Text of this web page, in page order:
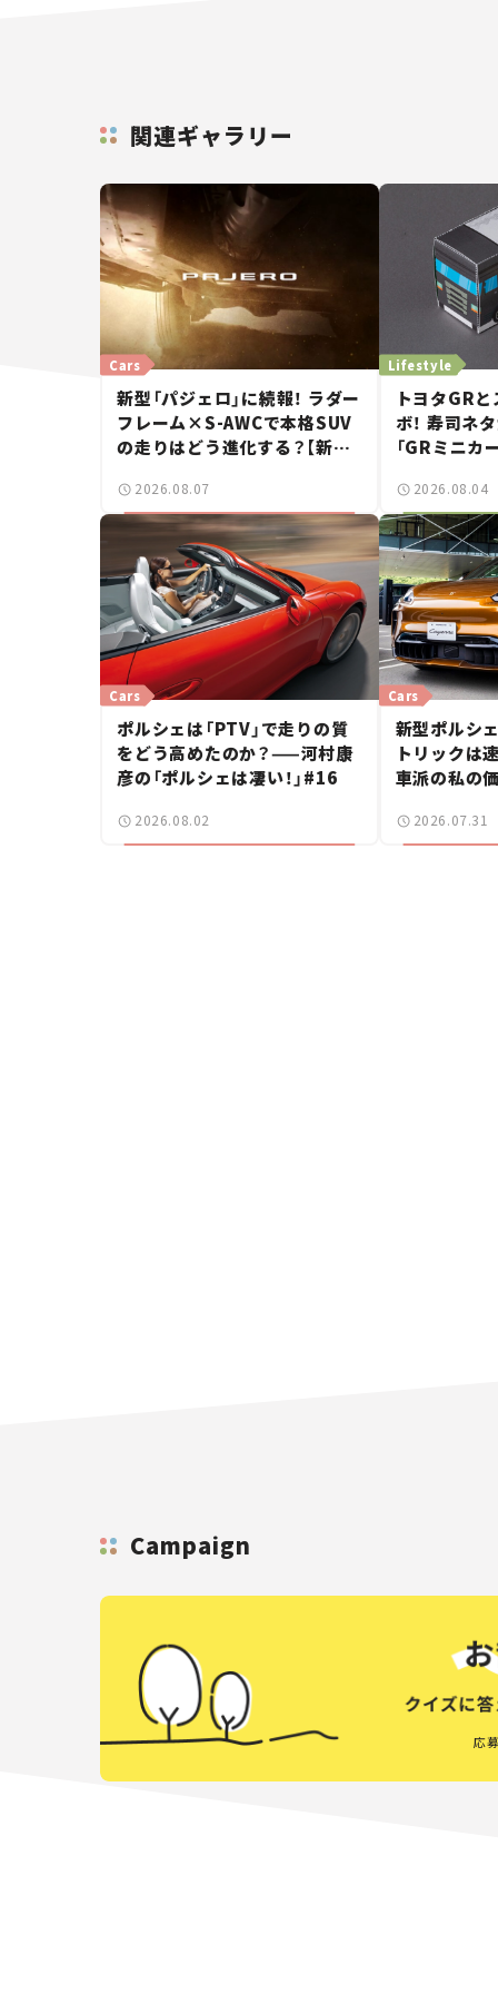
関連ギャラリー
Cars
新型「パジェロ」に続報！ ラダー
フレーム×S-AWCで本格SUV
の走りはどう進化する？【新車
2026.08.07
Lifestyle
トヨタGR
ボ！ 寿司ネ
「GRミニカ
2026.08.04
Cars
ポルシェは「PTV」で走りの質
をどう高めたのか？——河村康
彦の「ポルシェは凄い！」#16
2026.08.02
Cars
新型ポルシ
トリックは
車派の私の
2026.07.31
Campaign
応